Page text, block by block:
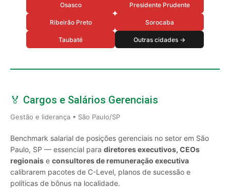
Osasco Presidente Prudente
Ribeirão Preto Sorocaba
Taubaté Outras cidades →
🏅 Cargos e Salários Gerenciais
Gestão e liderança • São Paulo/SP
Benchmark salarial de posições gerenciais no setor em São
Paulo, SP — essencial para diretores executivos, CEOs
regionais e consultores de remuneração executiva
calibrarem pacotes de C-Level, planos de sucessão e
políticas de bônus na localidade.